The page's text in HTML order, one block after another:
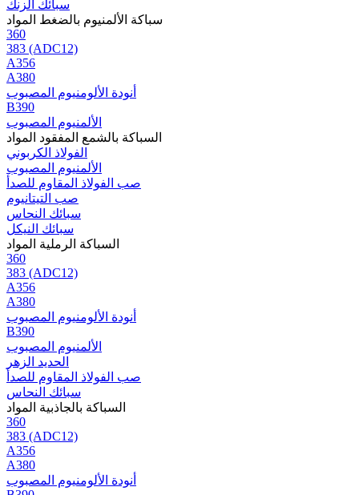
سبائك الزنك
سباكة الألمنيوم بالضغط المواد
360
383 (ADC12)
A356
A380
أنودة الألومنيوم المصبوب
B390
الألمنيوم المصبوب
السباكة بالشمع المفقود المواد
الفولاذ الكربوني
الألمنيوم المصبوب
صب الفولاذ المقاوم للصدأ
صب التيتانيوم
سبائك النحاس
سبائك النيكل
السباكة الرملية المواد
360
383 (ADC12)
A356
A380
أنودة الألومنيوم المصبوب
B390
الألمنيوم المصبوب
الحديد الزهر
صب الفولاذ المقاوم للصدأ
سبائك النحاس
السباكة بالجاذبية المواد
360
383 (ADC12)
A356
A380
أنودة الألومنيوم المصبوب